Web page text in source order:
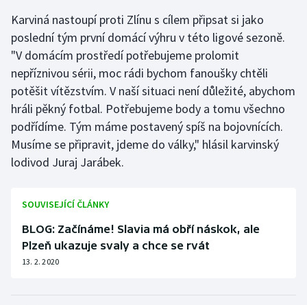
Karviná nastoupí proti Zlínu s cílem připsat si jako
poslední tým první domácí výhru v této ligové sezoně.
"V domácím prostředí potřebujeme prolomit
nepříznivou sérii, moc rádi bychom fanoušky chtěli
potěšit vítězstvím. V naší situaci není důležité, abychom
hráli pěkný fotbal. Potřebujeme body a tomu všechno
podřídíme. Tým máme postavený spíš na bojovnících.
Musíme se připravit, jdeme do války," hlásil karvinský
lodivod Juraj Jarábek.
SOUVISEJÍCÍ ČLÁNKY
BLOG: Začínáme! Slavia má obří náskok, ale
Plzeň ukazuje svaly a chce se rvát
13. 2. 2020